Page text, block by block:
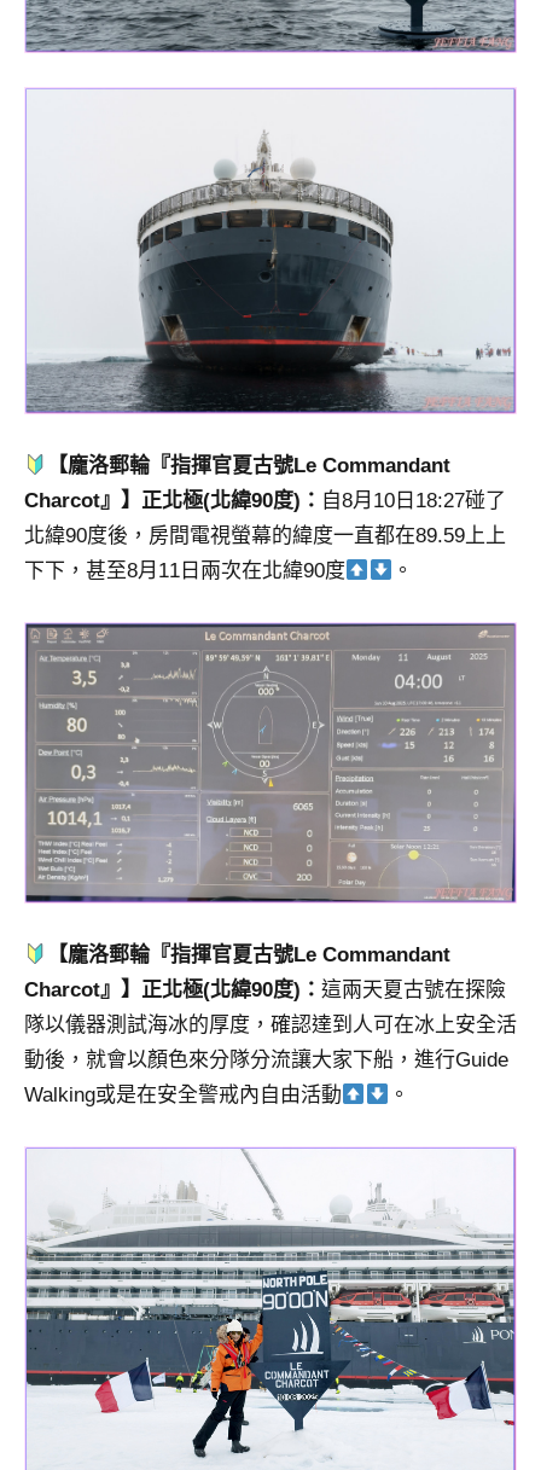
【龐洛郵輪『指揮官夏古號Le Commandant
Charcot』】正北極(北緯90度)： 自8月10日18:27碰了
北緯90度後，房間電視螢幕的緯度一直都在89.59上上
下下，甚至8月11日兩次在北緯90度
。
【龐洛郵輪『指揮官夏古號Le Commandant
Charcot』】正北極(北緯90度)： 這兩天夏古號在探險
隊以儀器測試海冰的厚度，確認達到人可在冰上安全活
動後，就會以顏色來分隊分流讓大家下船，進行Guide
Walking或是在安全警戒內自由活動
。